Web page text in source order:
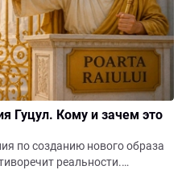
Гуцул. Кому и зачем это
по созданию нового образа
реальности.